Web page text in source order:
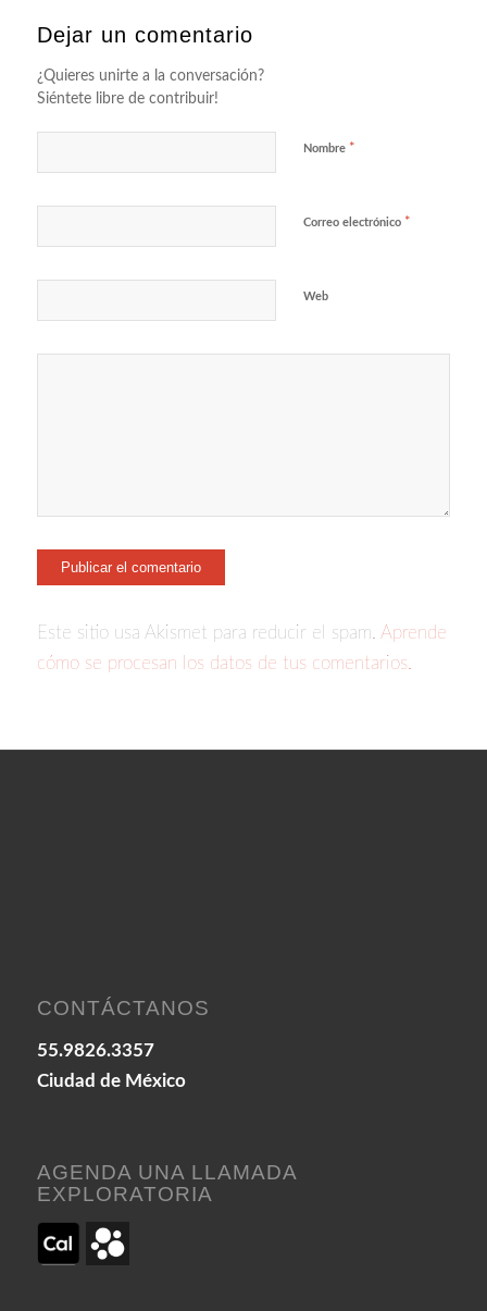
Dejar un comentario
¿Quieres unirte a la conversación?
Siéntete libre de contribuir!
Nombre *
Correo electrónico *
Web
Este sitio usa Akismet para reducir el spam. Aprende
cómo se procesan los datos de tus comentarios.
CONTÁCTANOS
55.9826.3357
Ciudad de México
AGENDA UNA LLAMADA
EXPLORATORIA